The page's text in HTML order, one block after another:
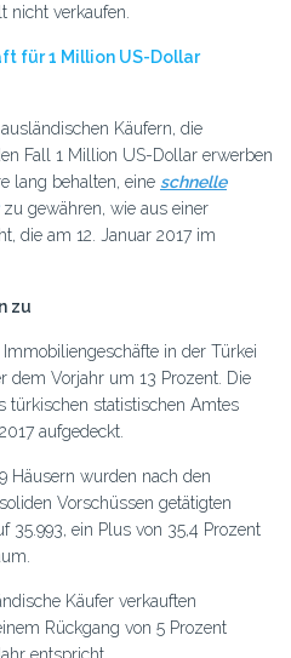
nicht verkaufen.
für 1 Million US-Dollar
Käufern, die
Fall 1 Million US-Dollar erwerben
lang behalten, eine schnelle
zu gewähren, wie aus einer
die am 12. Januar 2017 im
zu
in der Türkei
dem Vorjahr um 13 Prozent. Die
türkischen statistischen Amtes
aufgedeckt.
Häusern wurden nach den
Vorschüssen getätigten
35.993, ein Plus von 35,4 Prozent
Käufer verkauften
Rückgang von 5 Prozent